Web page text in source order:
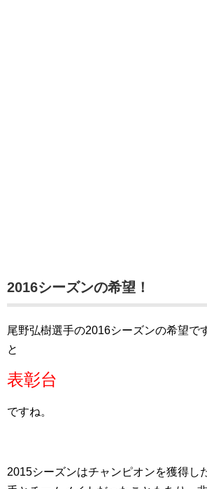
2016シーズンの希望！
尾野弘樹選手の2016シーズンの希望で
と
表彰台
ですね。
2015シーズンはチャンピオンを獲得し